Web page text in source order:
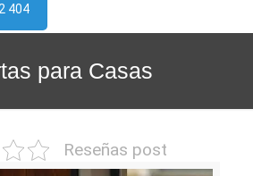
404
para Casas
Reseñas post